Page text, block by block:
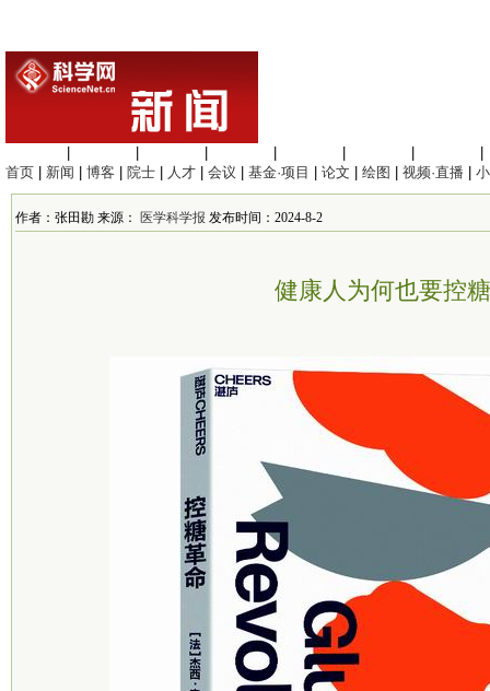
首页
新闻 博客 院士 人才 会议 基金·项目 论文 绘图 视频·直播
作者：张田勘 来源： 医学科学报 发布时间：2024-8-2
健康人为何也要控糖